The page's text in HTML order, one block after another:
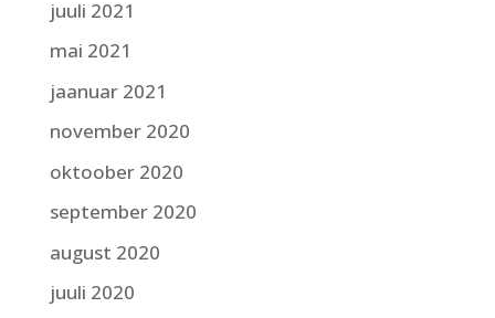
juuli 2021
mai 2021
jaanuar 2021
november 2020
oktoober 2020
september 2020
august 2020
juuli 2020